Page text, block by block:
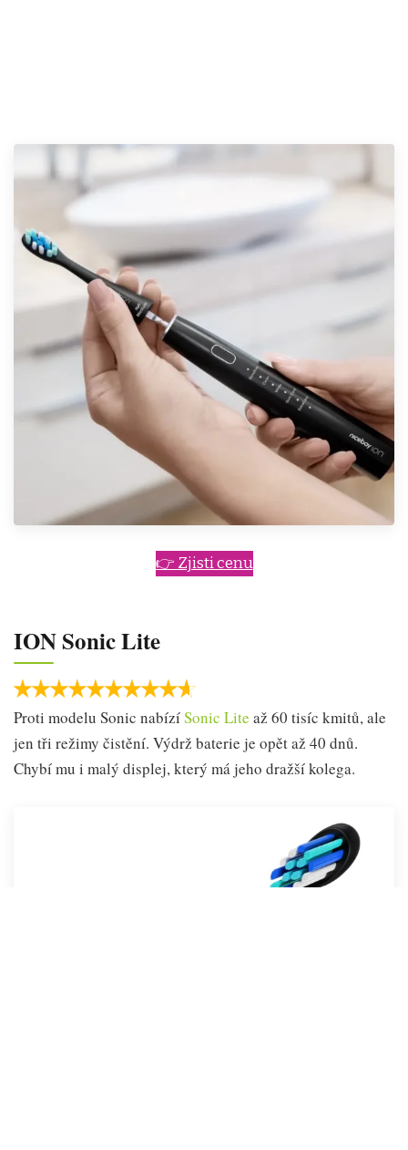
👉 Zjisti cenu
ION Sonic Lite
Proti modelu Sonic nabízíSonic Lite až 60 tisíc kmitů, ale
jen tři režimy čistění. Výdrž baterie je opět až 40 dnů.
Chybí mu i malý displej, který má jeho dražší kolega.